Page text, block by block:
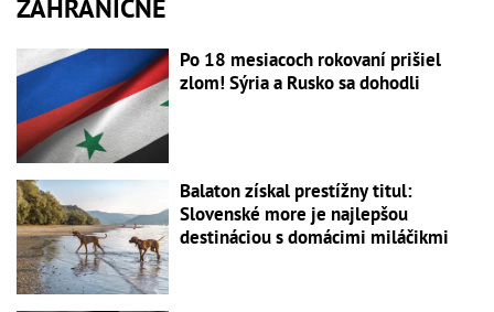
ZAHRANIČNÉ
Po 18 mesiacoch rokovaní prišiel
zlom! Sýria a Rusko sa dohodli
Balaton získal prestížny titul:
Slovenské more je najlepšou
destináciou s domácimi miláčikmi